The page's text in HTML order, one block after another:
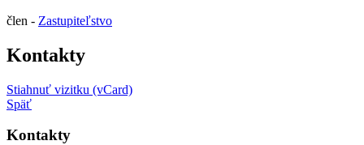
člen - Zastupiteľstvo
Kontakty
Stiahnuť vizitku (vCard)
Späť
Kontakty